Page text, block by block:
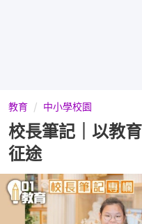
教育 中小學校園
校長筆記｜以教
征途